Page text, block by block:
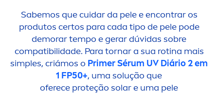
Sabemos que cuidar da pele e encontrar os
produtos certos para cada tipo de pele pode
demorar tempo e gerar dúvidas sobre
compatibilidade. Para tornar a sua rotina mais
simples, criámos o Primer Sérum UV Diário 2 em
1 FP50+, uma solução que
oferece proteção solar e uma pele